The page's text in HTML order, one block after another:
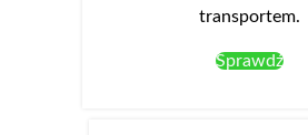
transportem.
Sprawdź